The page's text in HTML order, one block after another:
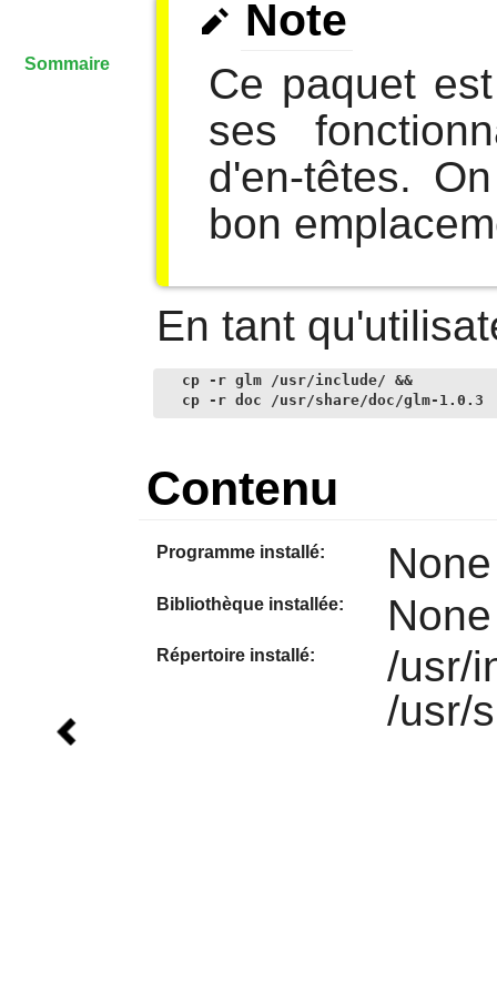
Note
Ce paquet
ses
d'en-têtes.
bon
En tant
cp -r glm /usr/include/ &&
cp -r doc /usr/share/doc/glm-1.0.3
Contenu
Programme installé: None
Bibliothèque installée: None
Répertoire installé:
/usr/
/usr/
Sommaire